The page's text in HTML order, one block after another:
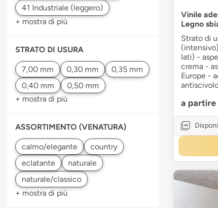
+ mostra di più
STRATO DI USURA
+ mostra di più
ASSORTIMENTO (VENATURA)
+ mostra di più
Vinile
Legno
Strato di
lati) -
crema -
Europe -
a partire